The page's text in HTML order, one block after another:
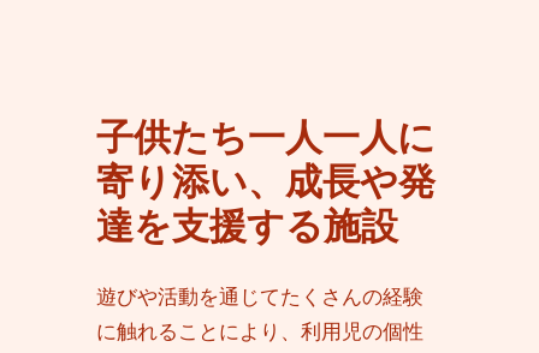
子供たち一人一人に
寄り添い、成長や発
達を支援する施設
遊びや活動を通じてたくさんの経験
に触れることにより、利用児の個性